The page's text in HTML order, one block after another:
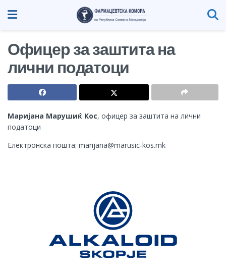
Офицер за заштита на
лични податоци
Маријана Марушиќ Кос, офицер за заштита на лични
податоци
Електронска пошта: marijana@marusic-kos.mk